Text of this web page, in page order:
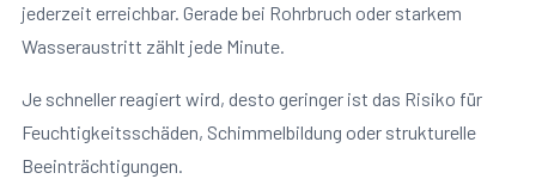
jederzeit erreichbar. Gerade bei Rohrbruch oder starkem
Wasseraustritt zählt jede Minute.
Je schneller reagiert wird, desto geringer ist das Risiko für
Feuchtigkeitsschäden, Schimmelbildung oder strukturelle
Beeinträchtigungen.